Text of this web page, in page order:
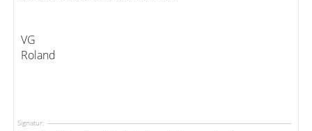
VG
Roland
Signatur: